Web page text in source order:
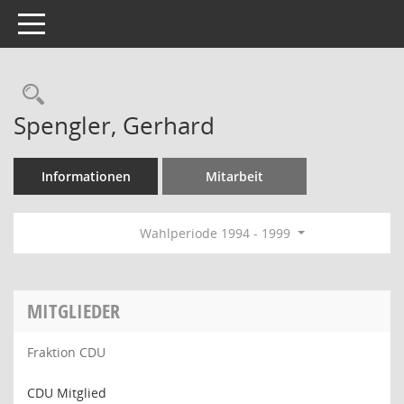
Toggle navigation
Rechercheauswahl
Spengler, Gerhard
Informationen Mitarbeit
Wahlperiode 1994 - 1999
MITGLIEDER
Fraktion CDU
CDU Mitglied